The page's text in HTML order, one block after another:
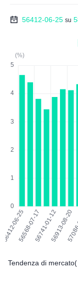
56412-06-25 su
(%)
Tendenza di mercato(